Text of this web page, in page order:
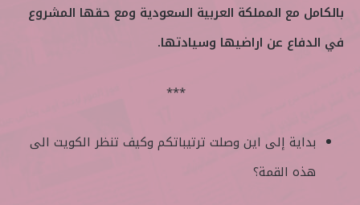
بالكامل مع المملكة العربية السعودية ومع حقها المشروع
في الدفاع عن اراضيها وسيادتها.
***
بداية إلى اين وصلت ترتيباتكم وكيف تنظر الكويت الى
هذه القمة؟